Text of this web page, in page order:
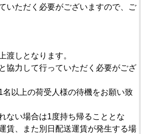
いただく必要がございますので、ご
渡しとなります。
協力して行っていただく必要がござ
以上の荷受人様の待機をお願い致
ない場合は1度持ち帰ることとな
賃、また別日配送運賃が発生する場